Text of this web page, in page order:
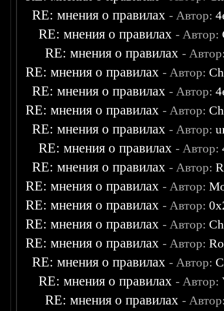
RE: мнения о правилах - Автор:
RE: мнения о правилах - Автор:
RE: мнения о правилах -
RE: мнения о правилах - Автор:
RE: мнения о правилах - Автор:
RE: мнения о правилах - Автор:
RE: мнения о правилах - Автор:
RE: мнения о правилах - Автор:
RE: мнения о правилах - Автор:
RE: мнения о правилах - Автор:
RE: мнения о правилах - Автор:
RE: мнения о правилах - Автор:
RE: мнения о правилах - Автор:
RE: мнения о правилах - Автор:
RE: мнения о правилах - Автор:
RE: мнения о правилах -